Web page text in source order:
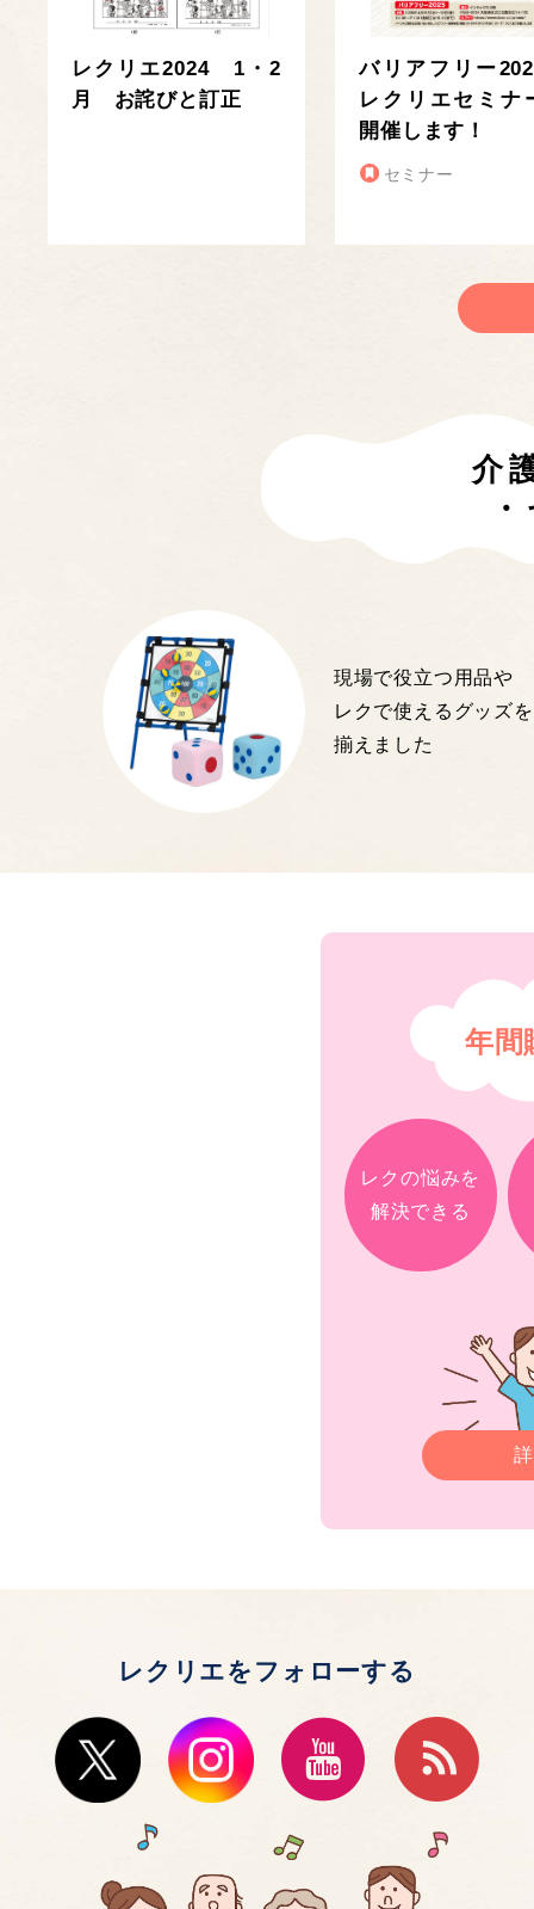
レクリエ2024 1・2
月 お詫びと訂正
バリアフリー
レクリエセミナ
開催します！
セミナー
介
現場で役立つ用品や
レクで使えるグッズを
揃えました
年間
レクの悩みを
解決できる
レクリエをフォローする